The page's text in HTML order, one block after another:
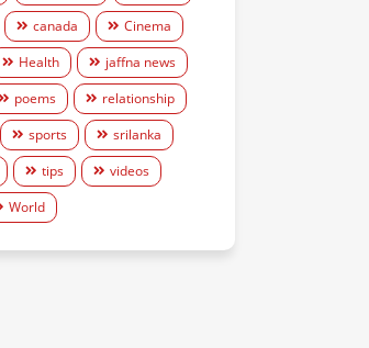
canada
Cinema
Health
jaffna news
poems
relationship
sports
srilanka
tips
videos
World